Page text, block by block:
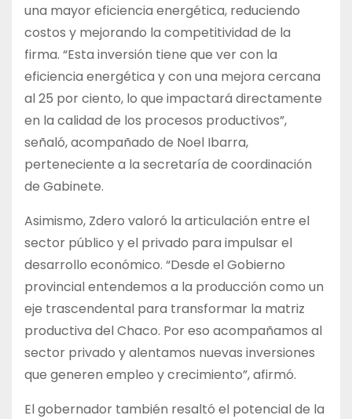
una mayor eficiencia energética, reduciendo
costos y mejorando la competitividad de la
firma. “Esta inversión tiene que ver con la
eficiencia energética y con una mejora cercana
al 25 por ciento, lo que impactará directamente
en la calidad de los procesos productivos”,
señaló, acompañado de Noel Ibarra,
perteneciente a la secretaría de coordinación
de Gabinete.
Asimismo, Zdero valoró la articulación entre el
sector público y el privado para impulsar el
desarrollo económico. “Desde el Gobierno
provincial entendemos a la producción como un
eje trascendental para transformar la matriz
productiva del Chaco. Por eso acompañamos al
sector privado y alentamos nuevas inversiones
que generen empleo y crecimiento”, afirmó.
El gobernador también resaltó el potencial de la